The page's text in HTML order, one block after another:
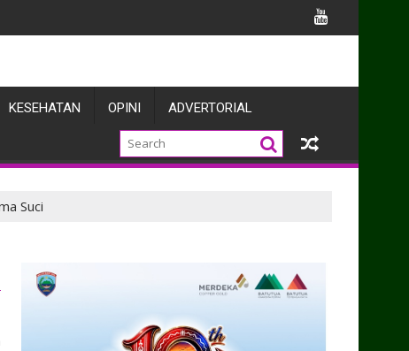
Prajuritnya
KESEHATAN OPINI ADVERTORIAL
Suci